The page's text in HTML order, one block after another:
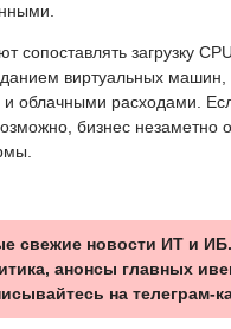
сопоставлять загрузку
виртуальных машин,
облачными расходами.
бизнес незаметно
свежие новости ИТ и
анонсы главных
на телеграм-